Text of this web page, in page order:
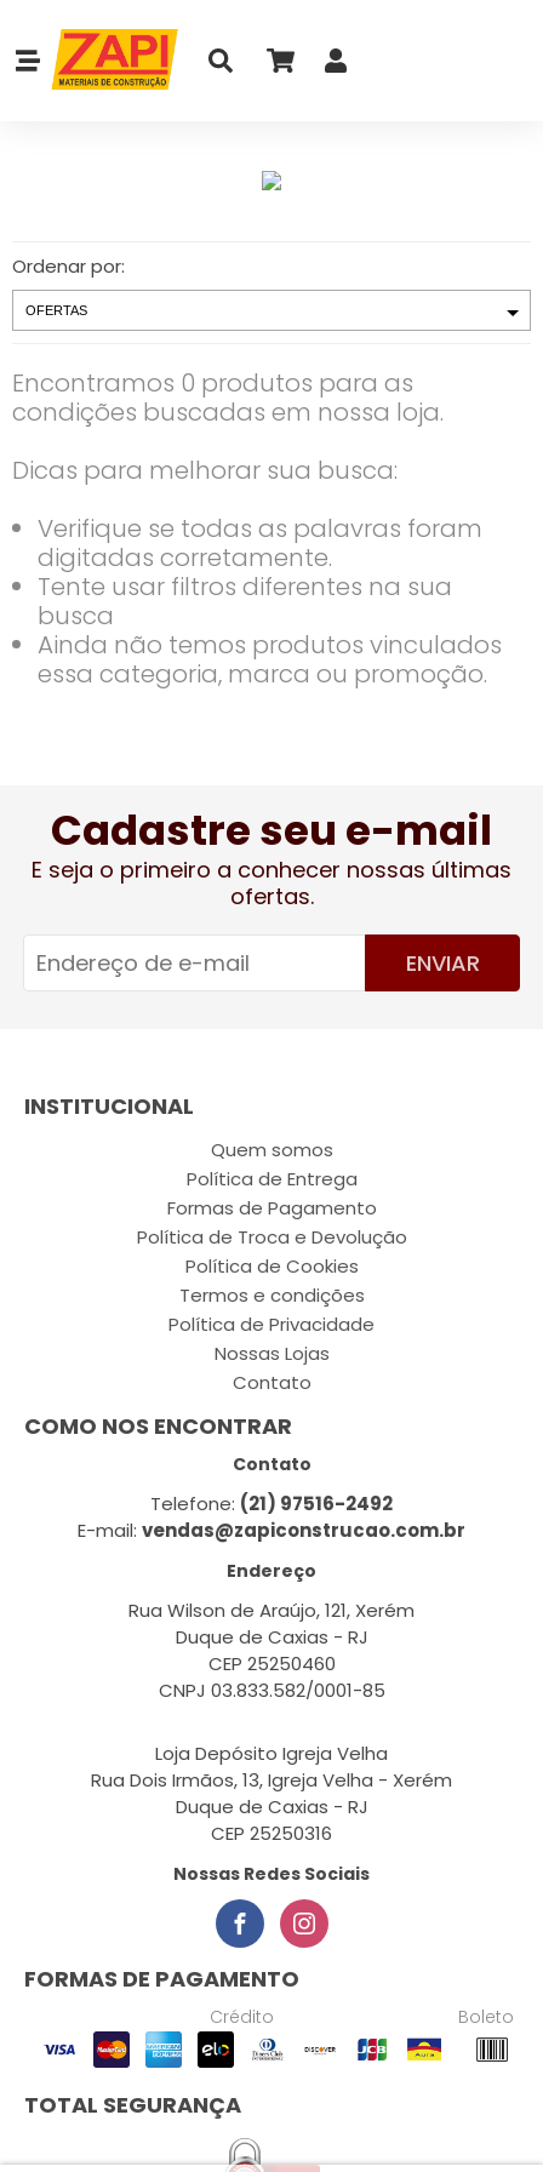
Ordenar por:
Encontramos 0 produtos para as
condições buscadas em nossa loja.
Dicas para melhorar sua busca:
Verifique se todas as palavras foram
digitadas corretamente.
Tente usar filtros diferentes na sua
busca
Ainda não temos produtos vinculados
essa categoria, marca ou promoção.
Cadastre seu e-mail
E seja o primeiro a conhecer nossas últimas
ofertas.
ENVIAR
INSTITUCIONAL
Quem somos
Política de Entrega
Formas de Pagamento
Política de Troca e Devolução
Política de Cookies
Termos e condições
Política de Privacidade
Nossas Lojas
Contato
COMO NOS ENCONTRAR
Contato
Telefone: (21) 97516-2492
E-mail: vendas@zapiconstrucao.com.br
Endereço
Rua Wilson de Araújo, 121, Xerém
Duque de Caxias - RJ
CEP 25250460
CNPJ 03.833.582/0001-85
Loja Depósito Igreja Velha
Rua Dois Irmãos, 13, Igreja Velha - Xerém
Duque de Caxias - RJ
CEP 25250316
Nossas Redes Sociais
FORMAS DE PAGAMENTO
Crédito Boleto
TOTAL SEGURANÇA